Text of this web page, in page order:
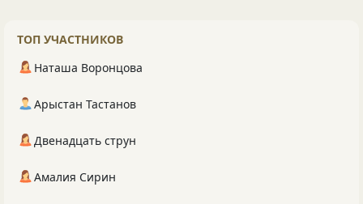
ТОП УЧАСТНИКОВ
Наташа Воронцова
Арыстан Тастанов
Двенадцать струн
Амалия Сирин